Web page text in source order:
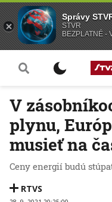
V
plynu,
musieť na
Ceny energií budú
RTVS
Správy
STVR
BEZPLATNÉ -